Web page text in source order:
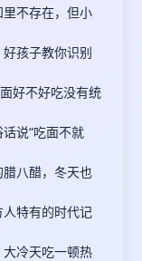
不存在，但小
孩子教你识别
好不好吃没有统
说“吃面不就
八醋，冬天也
特有的时代记
冷天吃一顿热